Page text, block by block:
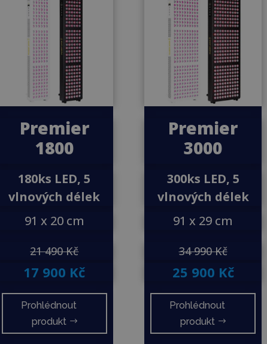
Premier
1800
180ks LED, 5
vlnových délek
91 x 20 cm
21 490 Kč
17 900 Kč
Prohlédnout
produkt
Premier
3000
300ks LED, 5
vlnových délek
91 x 29 cm
34 990 Kč
25 900 Kč
Prohlédnout
produkt